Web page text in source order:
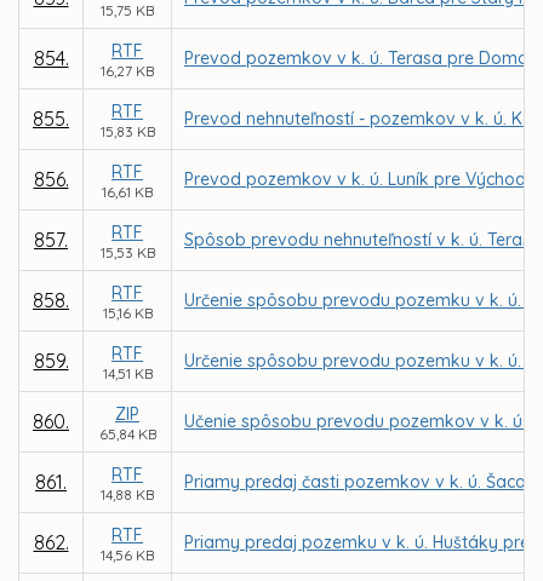
15,75 KB
854. RTF
16,27 KB
Prevod pozemkov v k. ú. Terasa pre Domov
855. RTF
15,83 KB
Prevod nehnuteľností - pozemkov v k. ú.
856. RTF
16,61 KB
Prevod pozemkov v k. ú. Luník pre
857. RTF
15,53 KB
Spôsob prevodu nehnuteľností v k. ú.
858. RTF
15,16 KB
Určenie spôsobu prevodu pozemku v k. ú.
859. RTF
14,51 KB
Určenie spôsobu prevodu pozemku v k. ú.
860. ZIP
65,84 KB
Učenie spôsobu prevodu pozemkov v k. ú.
861. RTF
14,88 KB
Priamy predaj časti pozemkov v k. ú. Šaca
862. RTF
14,56 KB
Priamy predaj pozemku v k. ú. Huštáky pre